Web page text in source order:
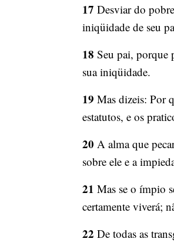
17 Desviar do
iniqüidade de seu
18 Seu pai, porque
sua iniqüidade.
19 Mas dizeis: Por
estatutos, e os
20 A alma que
sobre ele e a
21 Mas se o ímpio
certamente viverá;
22 De todas as